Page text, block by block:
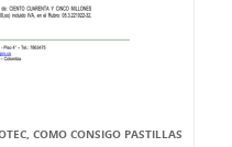
COMO CONSIGO PASTILLAS